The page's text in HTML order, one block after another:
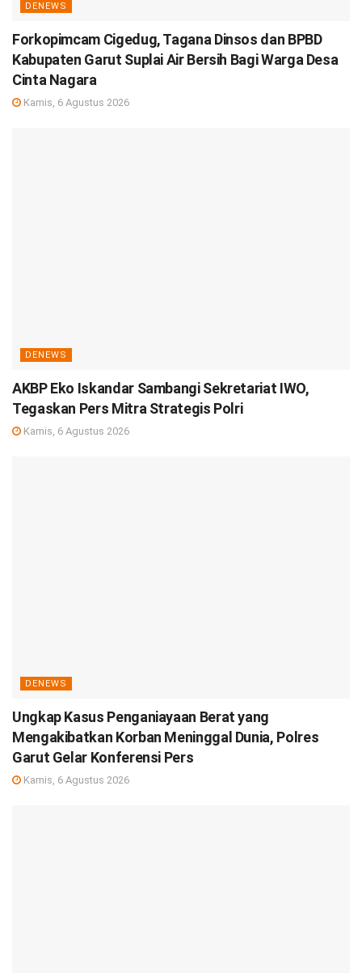
DENEWS
Forkopimcam Cigedug, Tagana Dinsos dan BPBD
Kabupaten Garut Suplai Air Bersih Bagi Warga Desa
Cinta Nagara
Kamis, 6 Agustus 2026
DENEWS
AKBP Eko Iskandar Sambangi Sekretariat IWO,
Tegaskan Pers Mitra Strategis Polri
Kamis, 6 Agustus 2026
DENEWS
Ungkap Kasus Penganiayaan Berat yang
Mengakibatkan Korban Meninggal Dunia, Polres
Garut Gelar Konferensi Pers
Kamis, 6 Agustus 2026